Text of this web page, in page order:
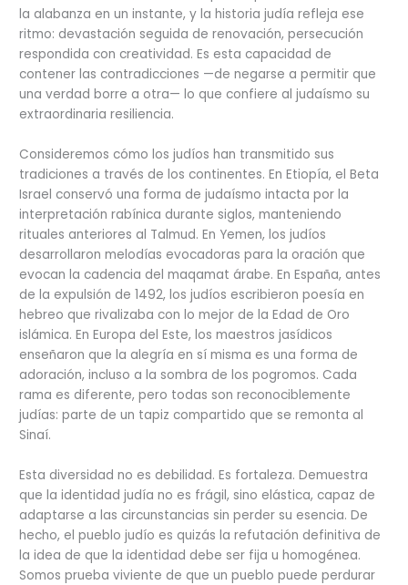
la alabanza en un instante, y la historia judía refleja ese
ritmo: devastación seguida de renovación, persecución
respondida con creatividad. Es esta capacidad de
contener las contradicciones —de negarse a permitir que
una verdad borre a otra— lo que confiere al judaísmo su
extraordinaria resiliencia.
Consideremos cómo los judíos han transmitido sus
tradiciones a través de los continentes. En Etiopía, el Beta
Israel conservó una forma de judaísmo intacta por la
interpretación rabínica durante siglos, manteniendo
rituales anteriores al Talmud. En Yemen, los judíos
desarrollaron melodías evocadoras para la oración que
evocan la cadencia del maqamat árabe. En España, antes
de la expulsión de 1492, los judíos escribieron poesía en
hebreo que rivalizaba con lo mejor de la Edad de Oro
islámica. En Europa del Este, los maestros jasídicos
enseñaron que la alegría en sí misma es una forma de
adoración, incluso a la sombra de los pogromos. Cada
rama es diferente, pero todas son reconociblemente
judías: parte de un tapiz compartido que se remonta al
Sinaí.
Esta diversidad no es debilidad. Es fortaleza. Demuestra
que la identidad judía no es frágil, sino elástica, capaz de
adaptarse a las circunstancias sin perder su esencia. De
hecho, el pueblo judío es quizás la refutación definitiva de
la idea de que la identidad debe ser fija u homogénea.
Somos prueba viviente de que un pueblo puede perdurar